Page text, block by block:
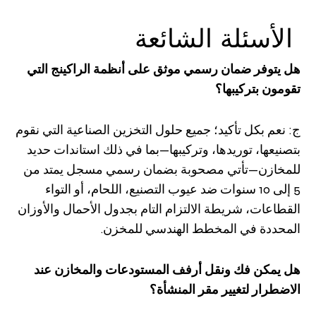
الأسئلة الشائعة
هل يتوفر ضمان رسمي موثق على أنظمة الراكينج التي
تقومون بتركيبها؟
ج: نعم بكل تأكيد؛ جميع حلول التخزين الصناعية التي نقوم
بتصنيعها، توريدها، وتركيبها—بما في ذلك استاندات حديد
للمخازن—تأتي مصحوبة بضمان رسمي مسجل يمتد من
5 إلى 10 سنوات ضد عيوب التصنيع، اللحام، أو التواء
القطاعات، شريطة الالتزام التام بجدول الأحمال والأوزان
المحددة في المخطط الهندسي للمخزن.
هل يمكن فك ونقل أرفف المستودعات والمخازن عند
الاضطرار لتغيير مقر المنشأة؟